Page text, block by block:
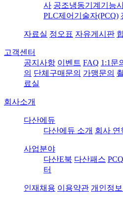
사 공조냉동기계기능
PLC제어기술자(PCQ)
자료실 정오표 자유게시판
고객센터
공지사항 이벤트 FAQ 1:1문
의 단체구매문의 가맹문의
료실
회사소개
다산에듀
다산에듀 소개 회사 연
사업분야
다산E북 다산패스 PCQ
터
인재채용 이용약관 개인정